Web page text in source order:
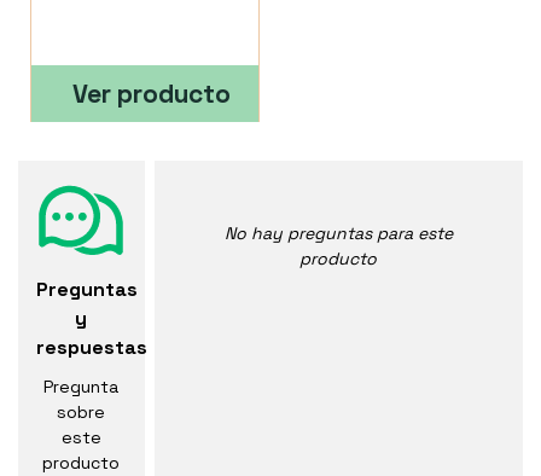
Ver producto
Preguntas
y
respuestas
Pregunta
sobre
este
producto
No hay preguntas para este
producto